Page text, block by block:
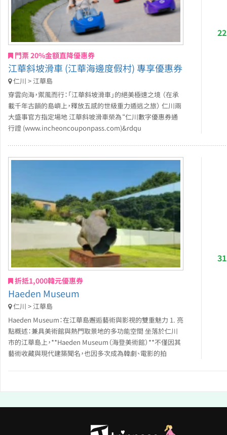
門票 20%金額直降優惠券
江華斜坡滑車 (江華海邊度假村) 專享優惠券
仁川 > 江華島
穿雲向海，禦風而行：「江華斜坡滑車」的絕美極速之境 （在承
載千年古韻的島嶼上，釋放五感的世級重力遁逃之旅） 仁川兩
大盛事官方指定場地 江華斜坡滑車榮為“仁川數字優惠券通
行證 (www.incheoncouponpass.com)&rdqu
折抵1,000韓元優惠券
Haeden Museum
仁川 > 江華島
Haeden Museum：在江華島邂逅藝術與影視的雙重魅力 1. 亮
點概述：兼具美術館與熱門取景地的多功能空間 坐落於仁川
市的江華島上，**Haeden Museum（海登美術館）**不僅因其
藝術收藏與現代建築聞名，也因多次成為韓劇、電影的拍